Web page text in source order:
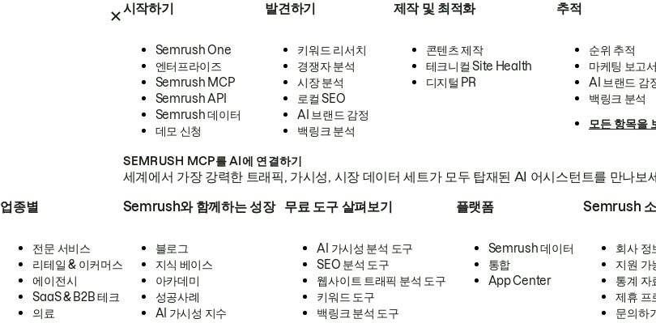
시작하기
Semrush One
엔터프라이즈
Semrush MCP
Semrush API
Semrush 데이터
데모 신청
발견하기
키워드 리서치
경쟁자 분석
시장 분석
로컬 SEO
AI 브랜드 감정
백링크 분석
제작 및 최적화
콘텐츠 제작
테크니컬 Site Health
디지털 PR
추적
순위 추적
마케팅 보고
AI 브랜드 감
백링크 분석
모든 항목을
SEMRUSH MCP를 AI에 연결하기
세계에서 가장 강력한 트래픽, 가시성, 시장 데이터 세트가 모두 탑재된 AI 어시스턴트를 만나보
업종별
전문 서비스
리테일 & 이커머스
에이전시
SaaS & B2B 테크
의료
Semrush와 함께하는 성장
블로그
지식 베이스
아카데미
성공사례
AI 가시성 지수
무료 도구 살펴보기
AI 가시성 분석 도구
SEO 분석 도구
웹사이트 트래픽 분석 도구
키워드 도구
백링크 분석 도구
플랫폼
Semrush 데이터
통합
App Center
Semrush
회사 정
지원 가
통계 자
제휴 프
문의하